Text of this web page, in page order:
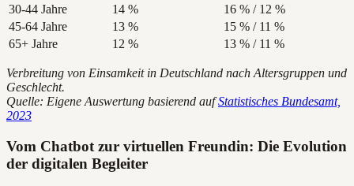
30-44 Jahre
14 %
16 % / 12 %
45-64 Jahre
13 %
15 % / 11 %
65+ Jahre
12 % 13 % / 11 %
Verbreitung von Einsamkeit in Deutschland nach Altersgruppen und
Geschlecht.
Quelle: Eigene Auswertung basierend aufStatistisches Bundesamt,
2023
Vom Chatbot zur virtuellen Freundin: Die Evolution
der digitalen Begleiter